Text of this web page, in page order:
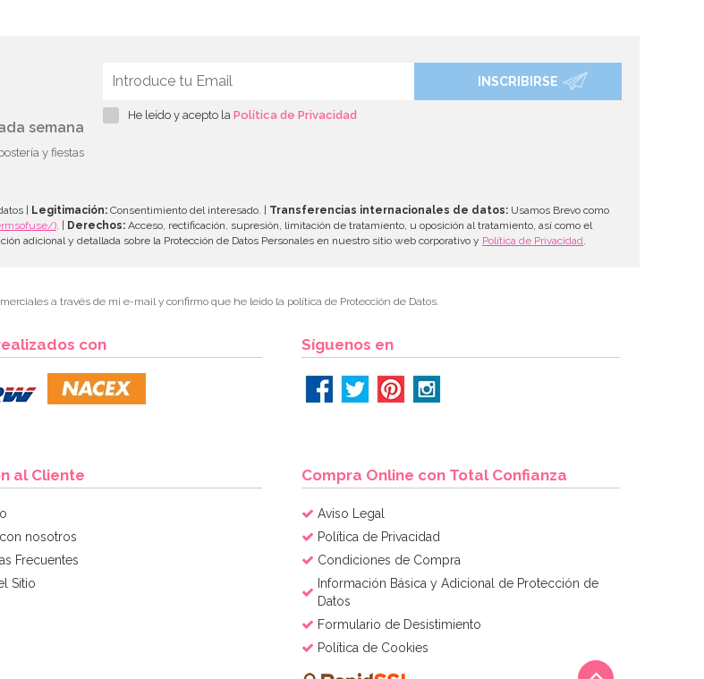
semana
y fiestas
INSCRIBIRSE
He leído y acepto la Política de Privacidad
| Legitimación: Consentimiento del interesado. | Transferencias internacionales de datos: Usamos Brevo como
) . | Derechos: Acceso, rectificación, supresión, limitación de tratamiento, u oposición al tratamiento, así como el
adicional y detallada sobre la Protección de Datos Personales en nuestro sitio web corporativo y Política de Privacidad
a través de mi e-mail y confirmo que he leído la política de Protección de Datos.
con Síguenos en
al Cliente
nosotros
Frecuentes
Sitio
Compra Online con Total Confianza
Aviso Legal
Política de Privacidad
Condiciones de Compra
Información Básica y Adicional de Protección de
Datos
Formulario de Desistimiento
Política de Cookies